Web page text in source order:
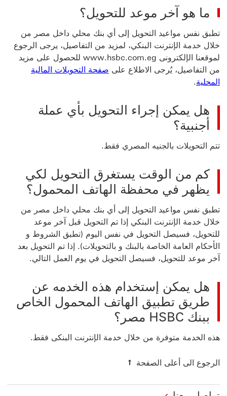
ما هو آخر موعد للتحويل؟
تطبق نفس مواعيد التحويل إلى أي بنك محلي داخل مصر من
خلال خدمة الإنترنت البنكي، لمزيد من التفاصيل، يرجى الرجوع
لموقعنا الإلكترونى www.hsbc.com.eg للحصول على مزيد
من التفاصيل، يُرجى الاطلاع على
صفحة ‏‫التحويلات المالية
المحلية‬.
هل يمكن إجراء التحويل بأي عملة
أجنبية؟
تتم التحويلات بالجنيه المصري فقط.
كم من الوقت يستغرق التحويل لكي
يظهر في محفظة الهاتف المحمول؟
تطبق نفس مواعيد التحويل إلى أي بنك محلي داخل مصر من
خلال خدمة الإنترنت البنكي إذا تم التحويل قبل آخر موعد
للتحويل، فسيصل التحويل في نفس اليوم (تطبق الشروط و
الأحكام العامة الخاصة بالبنك و بالتحويلات). إذا تم التحويل بعد
آخر موعد للتحويل، فسيصل التحويل في يوم العمل التالي.
هل يمكن إستخدام هذه الخدمه عن
طريق تطبيق الهاتف المحمول الخاص
ببنك HSBC مصر؟
هذه الخدمة متوفرة من خلال خدمة الإنترنت البنكى فقط.
الرجوع الى أعلى الصفحة